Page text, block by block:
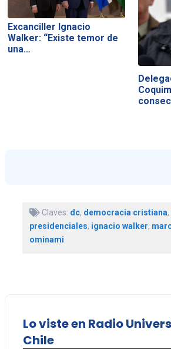
Excanciller Ignacio
Walker: “Existe temor de
una…
Claves: dc, democracia cristiana,
presidenciales, ignacio walker,
ominami
Lo viste en Radio
Chile